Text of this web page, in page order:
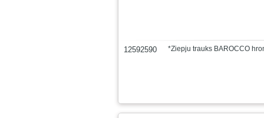
12592590 *Ziepju trauks BAROCCO